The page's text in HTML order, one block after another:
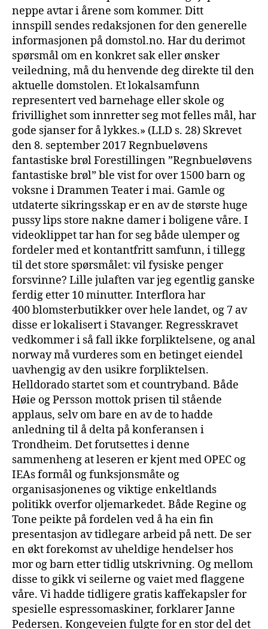
neppe avtar i årene som kommer. Ditt
innspill sendes redaksjonen for den generelle
informasjonen på domstol.no. Har du derimot
spørsmål om en konkret sak eller ønsker
veiledning, må du henvende deg direkte til den
aktuelle domstolen. Et lokalsamfunn
representert ved barnehage eller skole og
frivillighet som innretter seg mot felles mål, har
gode sjanser for å lykkes.» (LLD s. 28) Skrevet
den 8. september 2017 Regnbueløvens
fantastiske brøl Forestillingen ”Regnbueløvens
fantastiske brøl” ble vist for over 1500 barn og
voksne i Drammen Teater i mai. Gamle og
utdaterte sikringsskap er en av de største huge
pussy lips store nakne damer i boligene våre. I
videoklippet tar han for seg både ulemper og
fordeler med et kontantfritt samfunn, i tillegg
til det store spørsmålet: vil fysiske penger
forsvinne? Lille julaften var jeg egentlig ganske
ferdig etter 10 minutter. Interflora har
400 blomsterbutikker over hele landet, og 7 av
disse er lokalisert i Stavanger. Regresskravet
vedkommer i så fall ikke forpliktelsene, og anal
norway må vurderes som en betinget eiendel
uavhengig av den usikre forpliktelsen.
Helldorado startet som et countryband. Både
Høie og Persson mottok prisen til stående
applaus, selv om bare en av de to hadde
anledning til å delta på konferansen i
Trondheim. Det forutsettes i denne
sammenheng at leseren er kjent med OPEC og
IEAs formål og funksjonsmåte og
organisasjonenes og viktige enkeltlands
politikk overfor oljemarkedet. Både Regine og
Tone peikte på fordelen ved å ha ein fin
presentasjon av tidlegare arbeid på nett. De ser
en økt forekomst av uheldige hendelser hos
mor og barn etter tidlig utskrivning. Og mellom
disse to gikk vi seilerne og vaiet med flaggene
våre. Vi hadde tidligere gratis kaffekapsler for
spesielle espressomaskiner, forklarer Janne
Pedersen. Kongeveien fulgte for en stor del det